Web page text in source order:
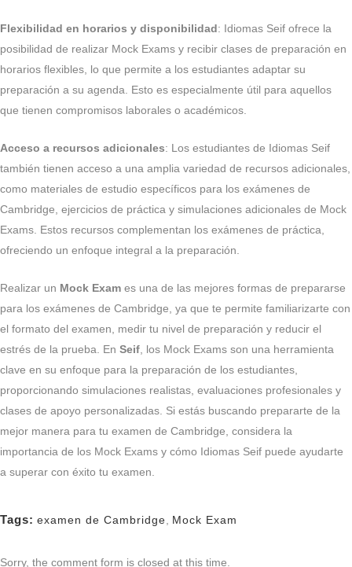
Flexibilidad en horarios y disponibilidad: Idiomas Seif ofrece la
posibilidad de realizar Mock Exams y recibir clases de preparación en
horarios flexibles, lo que permite a los estudiantes adaptar su
preparación a su agenda. Esto es especialmente útil para aquellos
que tienen compromisos laborales o académicos.
Acceso a recursos adicionales: Los estudiantes de Idiomas Seif
también tienen acceso a una amplia variedad de recursos adicionales,
como materiales de estudio específicos para los exámenes de
Cambridge, ejercicios de práctica y simulaciones adicionales de Mock
Exams. Estos recursos complementan los exámenes de práctica,
ofreciendo un enfoque integral a la preparación.
Realizar un Mock Exam es una de las mejores formas de prepararse
para los exámenes de Cambridge, ya que te permite familiarizarte con
el formato del examen, medir tu nivel de preparación y reducir el
estrés de la prueba. En Seif , los Mock Exams son una herramienta
clave en su enfoque para la preparación de los estudiantes,
proporcionando simulaciones realistas, evaluaciones profesionales y
clases de apoyo personalizadas. Si estás buscando prepararte de la
mejor manera para tu examen de Cambridge, considera la
importancia de los Mock Exams y cómo Idiomas Seif puede ayudarte
a superar con éxito tu examen.
Tags: examen de Cambridge Mock Exam
Sorry, the comment form is closed at this time.